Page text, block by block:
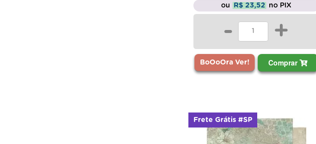
ou R$ 23,52 no PIX
- +
BoOoOra Ver! Comprar
Frete Grátis #SP